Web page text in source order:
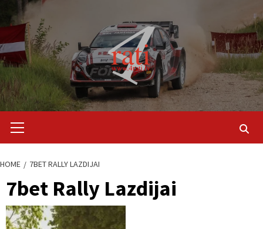
content
Menu
HOME 7BET RALLY LAZDIJAI
7bet Rally Lazdijai